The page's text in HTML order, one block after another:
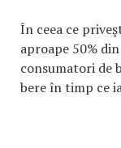
În ceea ce
aproape 50%
consumatori de
bere în timp ce